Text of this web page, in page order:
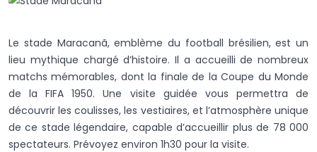
Le stade Maracanã, emblème du football brésilien, est un
lieu mythique chargé d’histoire. Il a accueilli de nombreux
matchs mémorables, dont la finale de la Coupe du Monde
de la FIFA 1950. Une visite guidée vous permettra de
découvrir les coulisses, les vestiaires, et l’atmosphère unique
de ce stade légendaire, capable d’accueillir plus de 78 000
spectateurs. Prévoyez environ 1h30 pour la visite.